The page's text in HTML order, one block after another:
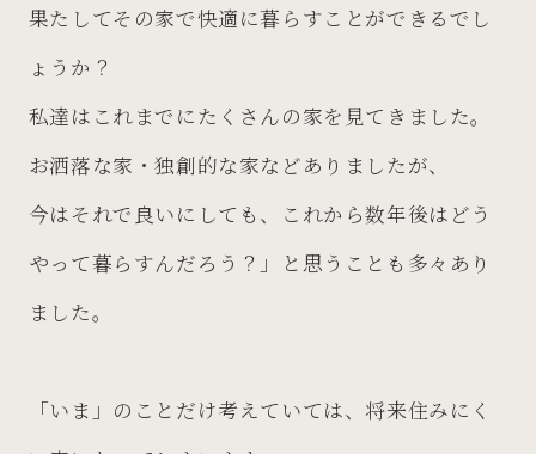
果たしてその家で快適に暮らすことができるでし
ょうか？
私達はこれまでにたくさんの家を見てきました。
お洒落な家・独創的な家などありましたが、
今はそれで良いにしても、これから数年後はどう
やって暮らすんだろう？」と思うことも多々あり
ました。
「いま」のことだけ考えていては、将来住みにく